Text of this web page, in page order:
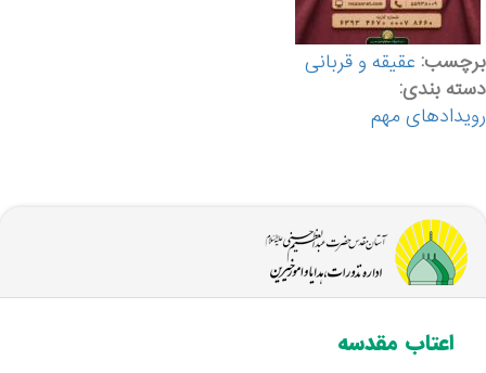
برچسب: عقیقه و قربانی
دسته بندی:
رویدادهای مهم
اعتاب مقدسه